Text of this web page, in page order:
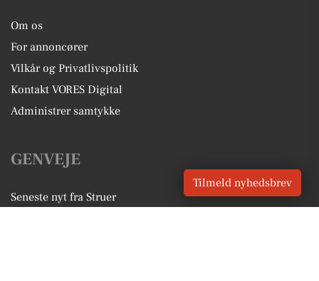
Om os
For annoncører
Vilkår og Privatlivspolitik
Kontakt VORES Digital
Administrer samtykke
GENVEJE
Seneste nyt fra Struer
Tilmeld nyhedsbrev